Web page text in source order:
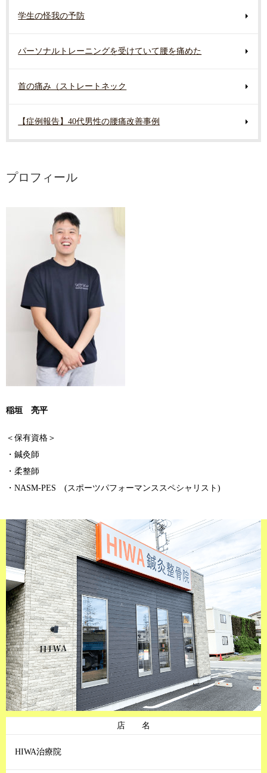
学生の怪我の予防
パーソナルトレーニングを受けていて腰を痛めた
首の痛み（ストレートネック
【症例報告】40代男性の腰痛改善事例
プロフィール
稲垣 亮平
＜保有資格＞
・鍼灸師
・柔整師
・NASM-PES (スポーツパフォーマンススペシャリスト)
店 名
HIWA治療院